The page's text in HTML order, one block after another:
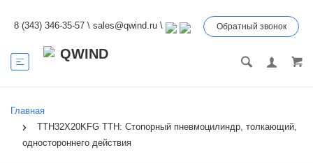
8 (343) 346-35-57 \ sales@qwind.ru \ Обратный звонок
Главная
TTH32X20KFG TTH: Стопорный пневмоцилиндр, толкающий,
одностороннего действия